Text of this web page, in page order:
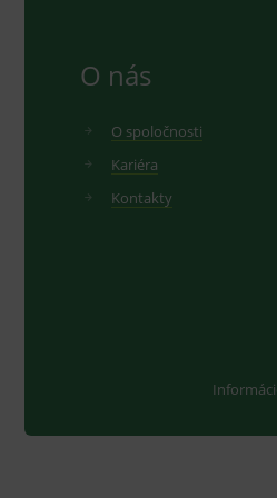
O nás
O spoločnosti
Kariéra
Kontakty